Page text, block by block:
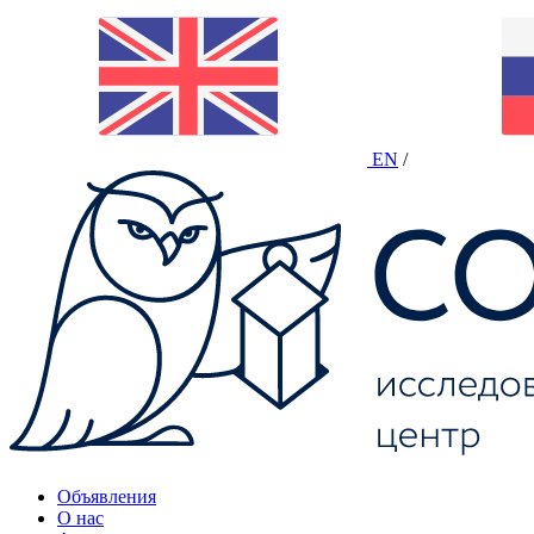
EN /
Объявления
О нас